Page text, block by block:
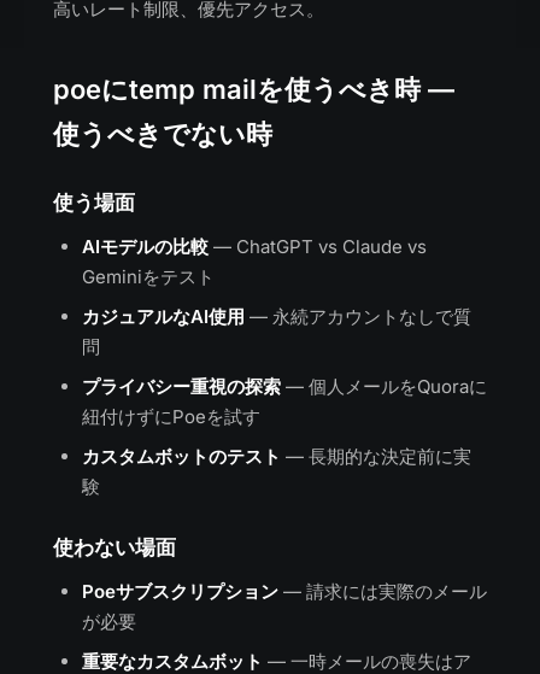
高いレート制限、優先アクセス。
poeにtemp mailを使うべき時 —
使うべきでない時
使う場面
AIモデルの比較 — ChatGPT vs Claude vs
Geminiをテスト
カジュアルなAI使用 — 永続アカウントなしで質
問
プライバシー重視の探索 — 個人メールをQuoraに
紐付けずにPoeを試す
カスタムボットのテスト — 長期的な決定前に実
験
使わない場面
Poeサブスクリプション — 請求には実際のメール
が必要
重要なカスタムボット — 一時メールの喪失はア